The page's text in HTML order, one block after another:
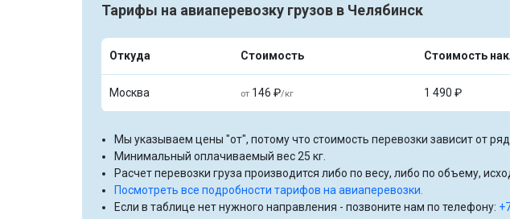
Тарифы на авиаперевозку грузов в Челябинск
Откуда Стоимость Стоимость
Москва от 146 ₽/кг 1 490 ₽
Мы указываем цены "от", потому что стоимость перевозки зависит от
Минимальный оплачиваемый вес 25 кг.
Расчет перевозки груза производится либо по весу, либо по объему,
Посмотреть все подробности тарифов на авиаперевозки.
Если в таблице нет нужного направления - позвоните нам по телефону: